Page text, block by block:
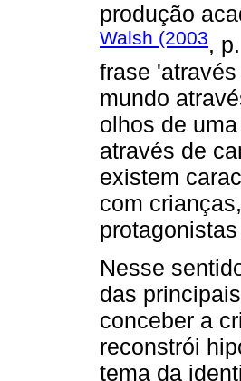
produção
Walsh (2003,
frase
mundo
olhos de
através de
existem
com
Nesse
das
conceber a
reconstrói
tema da